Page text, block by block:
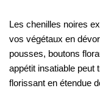
Les chenilles noires
vos végétaux en
pousses, boutons
appétit insatiable peut
florissant en étendue